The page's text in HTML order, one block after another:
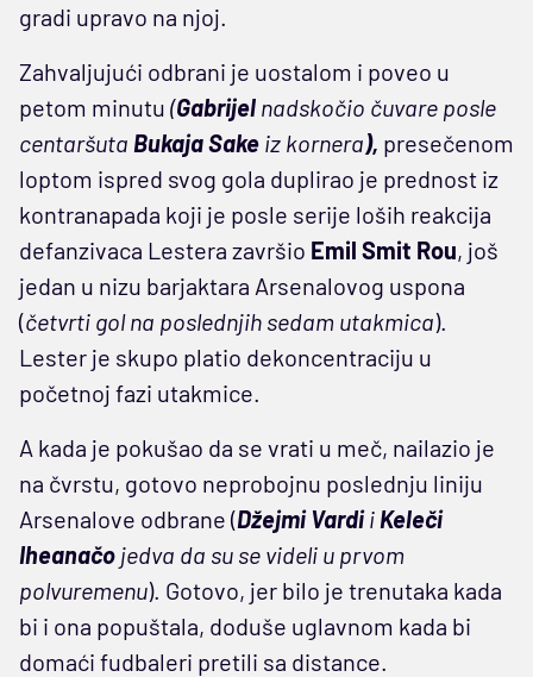
gradi upravo na njoj.
Zahvaljujući odbrani je uostalom i poveo u
petom minutu (Gabrijel nadskočio čuvare posle
centaršuta Bukaja Sake iz kornera), presečenom
loptom ispred svog gola duplirao je prednost iz
kontranapada koji je posle serije loših reakcija
defanzivaca Lestera završio Emil Smit Rou, još
jedan u nizu barjaktara Arsenalovog uspona
(četvrti gol na poslednjih sedam utakmica).
Lester je skupo platio dekoncentraciju u
početnoj fazi utakmice.
A kada je pokušao da se vrati u meč, nailazio je
na čvrstu, gotovo neprobojnu poslednju liniju
Arsenalove odbrane (Džejmi Vardii Keleči
Iheanačo jedva da su se videli u prvom
polvuremenu). Gotovo, jer bilo je trenutaka kada
bi i ona popuštala, doduše uglavnom kada bi
domaći fudbaleri pretili sa distance.